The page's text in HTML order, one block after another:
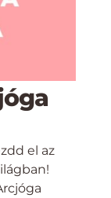
el az